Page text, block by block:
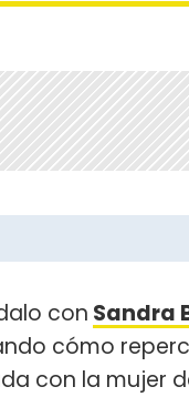
con Sandra
cómo
con la mujer